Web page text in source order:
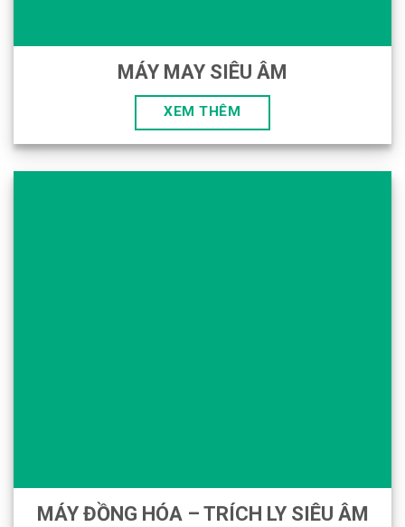
MÁY MAY SIÊU ÂM
XEM THÊM
MÁY ĐỒNG HÓA – TRÍCH LY SIÊU ÂM